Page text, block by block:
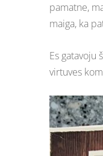
pamatne,
maiga, ka
Es gatavoju
virtuves